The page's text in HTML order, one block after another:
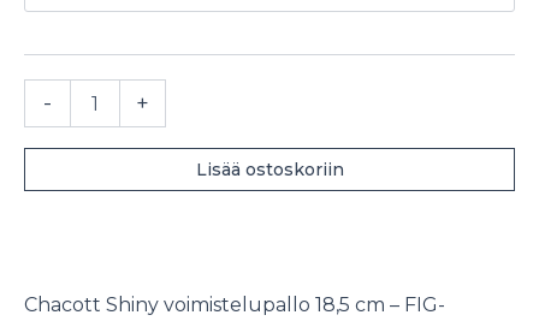
-
cm
+
Lisää ostoskoriin
Chacott Shiny voimistelupallo 18,5 cm – FIG-